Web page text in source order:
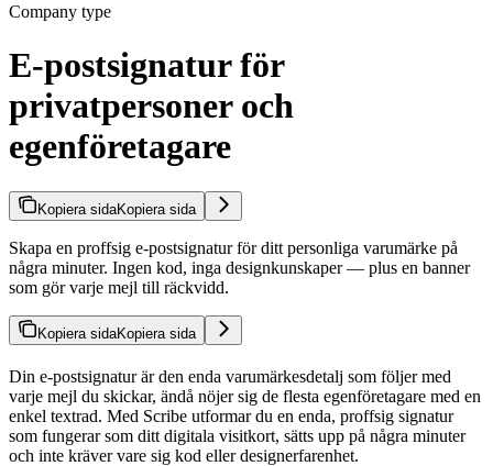
Company type
E-postsignatur för
privatpersoner och
egenföretagare
Kopiera sidaKopiera sida
Skapa en proffsig e-postsignatur för ditt personliga varumärke på
några minuter. Ingen kod, inga designkunskaper — plus en banner
som gör varje mejl till räckvidd.
Kopiera sidaKopiera sida
Din e-postsignatur är den enda varumärkesdetalj som följer med
varje mejl du skickar, ändå nöjer sig de flesta egenföretagare med en
enkel textrad. Med Scribe utformar du en enda, proffsig signatur
som fungerar som ditt digitala visitkort, sätts upp på några minuter
och inte kräver vare sig kod eller designerfarenhet.